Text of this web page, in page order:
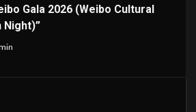
Gala 2026 (Weibo Cultural
Night)”